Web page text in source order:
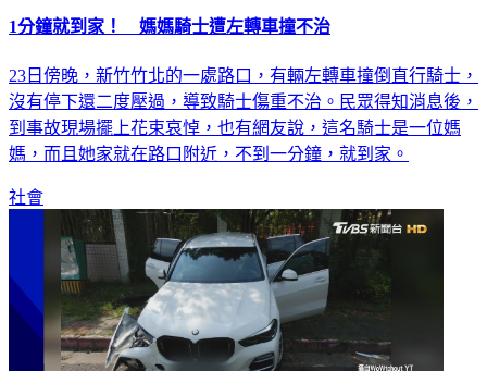
1分鐘就到家！ 媽媽騎士遭左轉車撞不治
23日傍晚，新竹竹北的一處路口，有輛左轉車撞倒直行騎士，
沒有停下還二度壓過，導致騎士傷重不治。民眾得知消息後，
到事故現場擺上花束哀悼，也有網友說，這名騎士是一位媽
媽，而且她家就在路口附近，不到一分鐘，就到家。
社會